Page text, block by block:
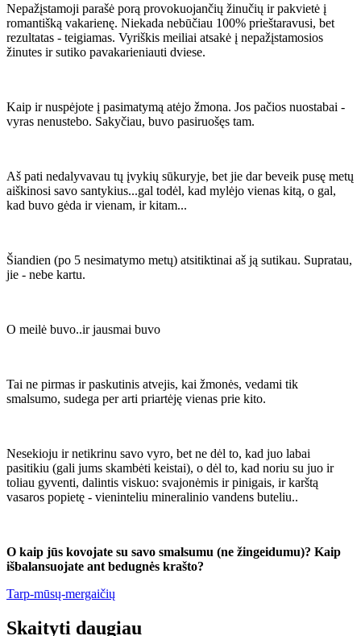
Nepažįstamoji parašė porą provokuojančių žinučių ir pakvietė į
romantišką vakarienę. Niekada nebūčiau 100% prieštaravusi, bet
rezultatas - teigiamas. Vyriškis meiliai atsakė į nepažįstamosios
žinutes ir sutiko pavakarieniauti dviese.
Kaip ir nuspėjote į pasimatymą atėjo žmona. Jos pačios nuostabai -
vyras nenustebo. Sakyčiau, buvo pasiruošęs tam.
Aš pati nedalyvavau tų įvykių sūkuryje, bet jie dar beveik pusę metų
aiškinosi savo santykius...gal todėl, kad mylėjo vienas kitą, o gal,
kad buvo gėda ir vienam, ir kitam...
Šiandien (po 5 nesimatymo metų) atsitiktinai aš ją sutikau. Supratau,
jie - nebe kartu.
O meilė buvo..ir jausmai buvo
Tai ne pirmas ir paskutinis atvejis, kai žmonės, vedami tik
smalsumo, sudega per arti priartėję vienas prie kito.
Nesekioju ir netikrinu savo vyro, bet ne dėl to, kad juo labai
pasitikiu (gali jums skambėti keistai), o dėl to, kad noriu su juo ir
toliau gyventi, dalintis viskuo: svajonėmis ir pinigais, ir karštą
vasaros popietę - vieninteliu mineralinio vandens buteliu..
O kaip jūs kovojate su savo smalsumu (ne žingeidumu)? Kaip
išbalansuojate ant bedugnės krašto?
Tarp-mūsų-mergaičių
Skaityti daugiau